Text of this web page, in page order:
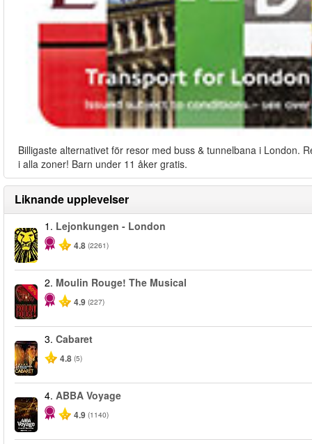
Billigaste alternativet för resor med buss & tunnelbana i London.
i alla zoner! Barn under 11 åker gratis.
Liknande upplevelser
1. Lejonkungen - London
4.8 (2261)
-50%
2. Moulin Rouge! The Musical
4.9 (227)
3. Cabaret
4.8 (5)
4. ABBA Voyage
4.9 (1140)